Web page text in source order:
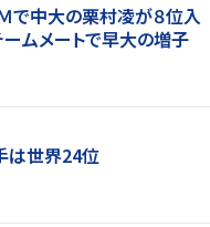
で中大の栗村凌が８位入
ムメートで早大の増子
は世界24位